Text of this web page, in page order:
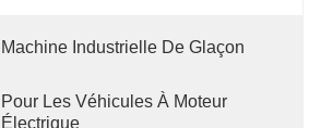
Machine Industrielle De Glaçon
Pour Les Véhicules À Moteur
Électrique